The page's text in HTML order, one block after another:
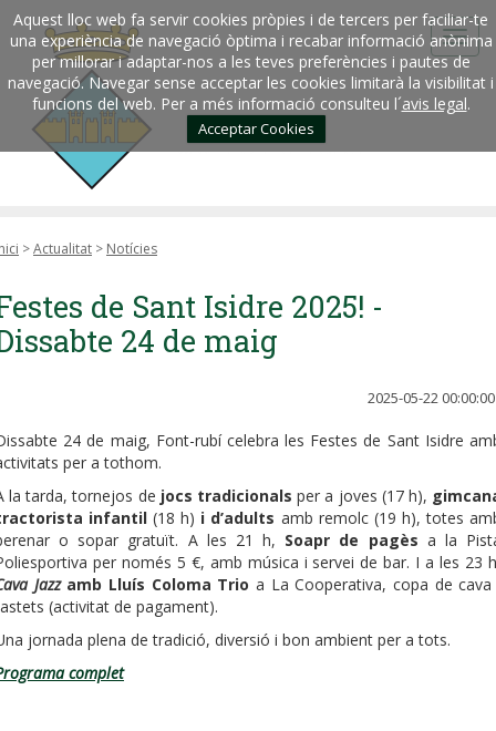
Aquest lloc web fa servir cookies pròpies i de tercers per faciliar-te
una experiència de navegació òptima i recabar informació anònima
per millorar i adaptar-nos a les teves preferències i pautes de
navegació. Navegar sense acceptar les cookies limitarà la visibilitat i
funcions del web. Per a més informació consulteu l´avis legal.
Acceptar Cookies
>Actualitat > Notícies
de Sant Isidre 2025! -
24 de maig
2025-05-22 00:00:00
24 de maig, Font-rubí celebra les Festes de Sant Isidre
per a tothom.
la tarda, tornejos de jocs tradicionals per a joves (17 h),
infantil (18 h) i d’adults amb remolc (19 h), totes
o sopar gratuït. A les 21 h, Soapr de pagès a la
per només 5 €, amb música i servei de bar. I a les 23
Jazzamb Lluís Coloma Trio a La Cooperativa, copa de
(activitat de pagament).
jornada plena de tradició, diversió i bon ambient per a tots.
complet